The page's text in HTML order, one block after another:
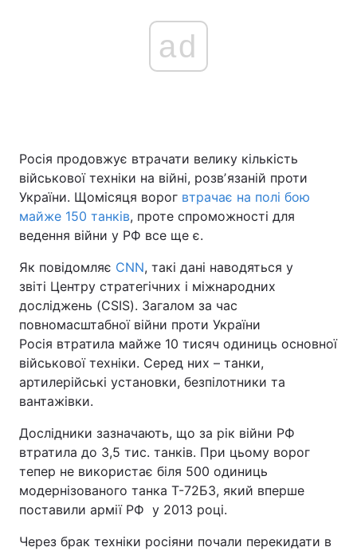
ad
Росія продовжує втрачати велику кількість
військової техніки на війні, розвʼязаній проти
України. Щомісяця ворог втрачає на полі бою
майже 150 танків, проте спроможності для
ведення війни у РФ все ще є.
Як повідомляє CNN, такі дані наводяться у
звіті Центру стратегічних і міжнародних
досліджень (CSIS). Загалом за час
повномасштабної війни проти України
Росія втратила майже 10 тисяч одиниць основної
військової техніки. Серед них – танки,
артилерійські установки, безпілотники та
вантажівки.
Дослідники зазначають, що за рік війни РФ
втратила до 3,5 тис. танків. При цьому ворог
тепер не використає біля 500 одиниць
модернізованого танка Т-72Б3, який вперше
поставили армії РФ у 2013 році.
Через брак техніки росіяни почали перекидати в